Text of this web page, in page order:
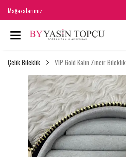
Mağazalarımız
Çelik Bileklik VIP Gold Kalın Zincir Bileklik